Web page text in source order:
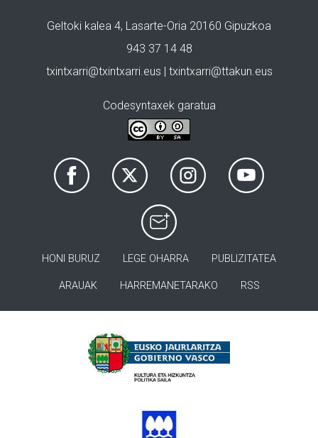
Geltoki kalea 4, Lasarte-Oria 20160 Gipuzkoa
943 37 14 48
txintxarri@txintxarri.eus | txintxarri@ttakun.eus
Codesyntaxek garatua
HONI BURUZ LEGE OHARRA PUBLIZITATEA
ARAUAK HARREMANETARAKO RSS